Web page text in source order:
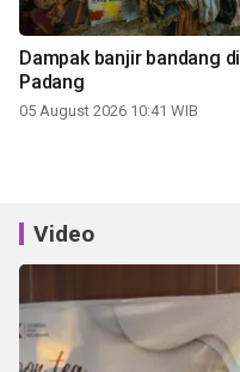
Dampak banjir bandang di
Padang
05 August 2026 10:41 WIB
Video